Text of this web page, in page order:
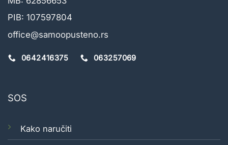
PIB: 107597804
office@samoopusteno.rs
0642416375 063257069
SOS
Kako naručiti